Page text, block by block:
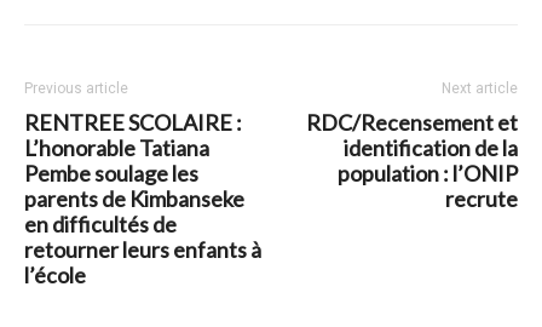
Previous article
RENTREE SCOLAIRE :
L’honorable Tatiana
Pembe soulage les
parents de Kimbanseke
en difficultés de
retourner leurs enfants à
l’école
Next article
RDC/Recensement et
identification de la
population : l’ONIP
recrute